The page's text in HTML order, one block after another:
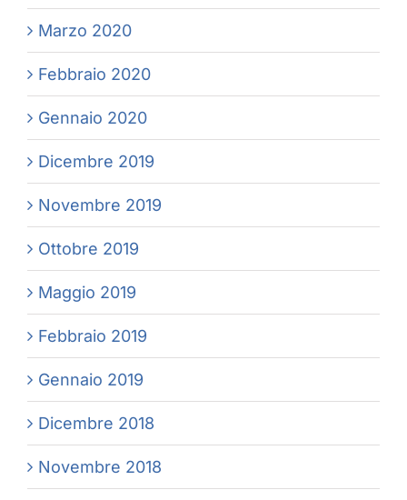
Marzo 2020
Febbraio 2020
Gennaio 2020
Dicembre 2019
Novembre 2019
Ottobre 2019
Maggio 2019
Febbraio 2019
Gennaio 2019
Dicembre 2018
Novembre 2018